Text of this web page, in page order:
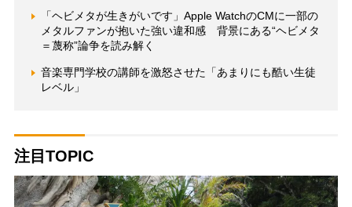
「ヘビメタが生きがいです」Apple WatchのCMに一部の
メタルファンが抱いた強い違和感 背景にある“ヘビメタ
＝蔑称”論争を読み解く
音楽専門学校の講師を激怒させた「あまりにも酷い生徒
レベル」
注目TOPIC